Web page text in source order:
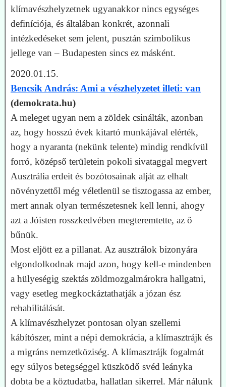
klímavészhelyzetnek ugyanakkor nincs egységes
definíciója, és általában konkrét, azonnali
intézkedéseket sem jelent, pusztán szimbolikus
jellege van – Budapesten sincs ez másként.
2020.01.15.
Bencsik András: Ami a vészhelyzetet illeti: van
(demokrata.hu)
A meleget ugyan nem a zöldek csinálták, azonban
az, hogy hosszú évek kitartó munkájával elérték,
hogy a nyaranta (nekünk telente) mindig rendkívül
forró, középső területein pokoli sivataggal megvert
Ausztrália erdeit és bozótosainak alját az elhalt
növényzettől még véletlenül se tisztogassa az ember,
mert annak olyan természetesnek kell lenni, ahogy
azt a Jóisten rosszkedvében megteremtette, az ő
bűnük.
Most eljött ez a pillanat. Az ausztrálok bizonyára
elgondolkodnak majd azon, hogy kell-e mindenben
a hülyeségig szektás zöldmozgalmárokra hallgatni,
vagy esetleg megkockáztathatják a józan ész
rehabilitálását.
A klímavészhelyzet pon­tosan olyan szellemi
kábítószer, mint a népi demokrácia, a klímasztrájk és
a migráns nemzetköziség. A klímasztrájk fogalmát
egy súlyos betegséggel küszködő svéd leányka
dobta be a köztudatba, hallatlan sikerrel. Már nálunk